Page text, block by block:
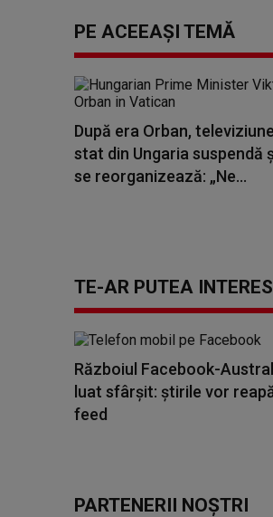
PE ACEEAȘI TEMĂ
După era Orban,
stat din Ungaria suspendă
se reorganizează: „Ne...
TE-AR PUTEA
Războiul Facebook-
luat sfârșit: știrile vor
feed
PARTENERII NOȘTRI